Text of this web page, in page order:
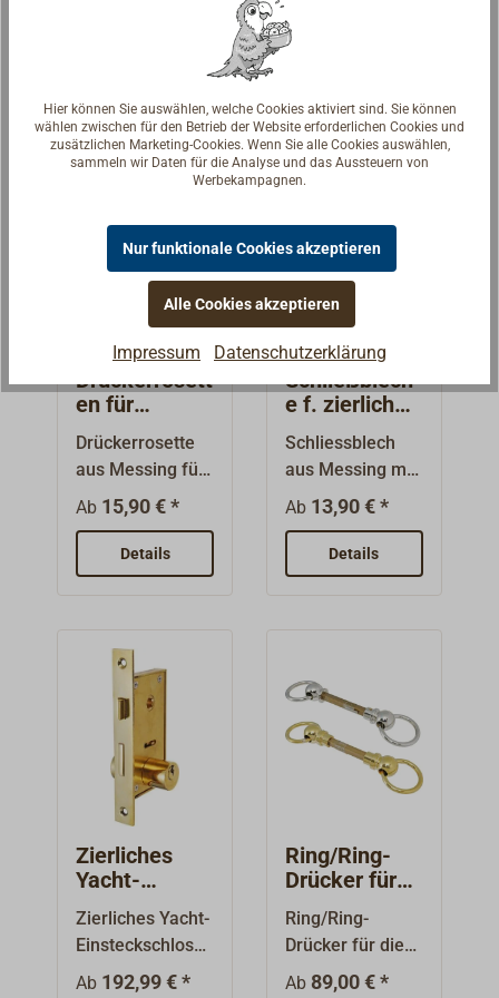
Abschließfunktio
n. Das
Fallenschloss ist
komplett aus
, die sichtbaren
Schlossnuss für
Vierkant: 7
mm.Dornmaß:
30 mm.Ein
muss jeweils
separat bestellt
werden. Zur
Auswahl des
richtigen
Schloss-Tpys
unter "weitere
Informationen".
zierlichen
Yachtschlösser
Vierkant.Lieferb
ar für Einsteck-
oder
Kastenschlösser,
oder vernickelt.
Ab
Drückerrosett
en für
Yachtschlöss
er
Drückerrosette
aus Messing für
unsere
Yachtschlösser
(auch die
zierlichen).
verchromter
Oberfläche.
Ab 15,90 € *
Details
Schließblech
e f. zierliche
Fallen-
Einsteckschlö
sser
Schliessblech
aus Messing mit
polierter
Oberfläche.
Passend zum
zierlichen Yacht-
und 4060-212.
Ab 13,90 € *
Details
Zierliches
Yacht-
Einsteckschlo
ss
Rundzylinder
Zierliches Yacht-
Einsteckschloss
mit beidseitigem
Ab 192,99 € *
Ring/Ring-
Drücker für
zierliche
Schlösser
Ring/Ring-
Drücker für die
zierlichen
Ab 89,00 € *
Hier können Sie auswählen, welche Cookies aktiviert sind. Sie können
wählen zwischen für den Betrieb der Website erforderlichen Cookies und
zusätzlichen Marketing-Cookies. Wenn Sie alle Cookies auswählen,
sammeln wir Daten für die Analyse und das Aussteuern von
Werbekampagnen.
Nur funktionale Cookies akzeptieren
Alle Cookies akzeptieren
Impressum Datenschutzerklärung